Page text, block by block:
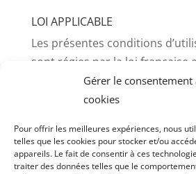
Gérer le consentement
cookies
Pour offrir les meilleures expériences, nous
telles que les cookies pour stocker et/ou
appareils. Le fait de consentir à ces
traiter des données telles que le
LOI APPLICABLE
Les présentes conditions
sont régies par la loi française
compétence des tribunaux du
l’éditeur, sous réserve d’une
loi ou réglementaire
CONTACTEZ-NOUS